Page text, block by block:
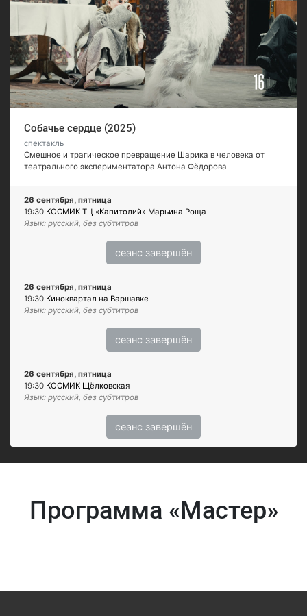
Собачье сердце (2025)
спектакль
Смешное и трагическое превращение Шарика в человека от
театрального экспериментатора Антона Фёдорова
26 сентября, пятница
19:30 КОСМИК ТЦ «Капитолий» Марьина Роща
Язык: русский, без субтитров
сеанс завершён
26 сентября, пятница
19:30 Киноквартал на Варшавке
Язык: русский, без субтитров
сеанс завершён
26 сентября, пятница
19:30 КОСМИК Щёлковская
Язык: русский, без субтитров
сеанс завершён
Программа «Мастер»